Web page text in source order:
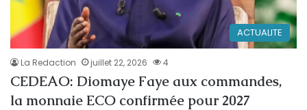
ACTUALITE
La Redaction juillet 22, 2026 4
CEDEAO: Diomaye Faye aux commandes,
la monnaie ECO confirmée pour 2027